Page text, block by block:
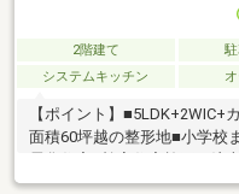
2階建て
システムキッチン
【ポイント】
面積60坪越の整形地■小学校
電化住宅■桧家住宅施工の
索◆◇写真満載の物件情報を